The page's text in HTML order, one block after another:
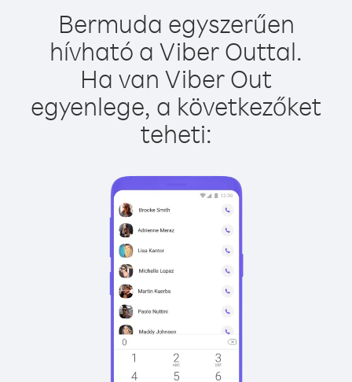
Bermuda egyszerűen
hívható a Viber Outtal.
Ha van Viber Out
egyenlege, a következőket
teheti: